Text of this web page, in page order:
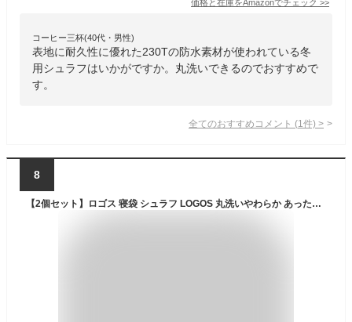
価格と在庫をAmazonでチェック >>
コーヒー三杯(40代・男性)
表地に耐久性に優れた230Tの防水素材が使われている冬
用シュラフはいかがですか。丸洗いできるのでおすすめで
す。
全てのおすすめコメント (1 件) >
8
【2個セット】ロゴス 寝袋 シュラフ LOGOS 丸洗いやわらか あったかシュラフ・-2 No.72683060冬用 洗濯 化繊 封筒型 連結 車中泊 防災 災害対策 避難